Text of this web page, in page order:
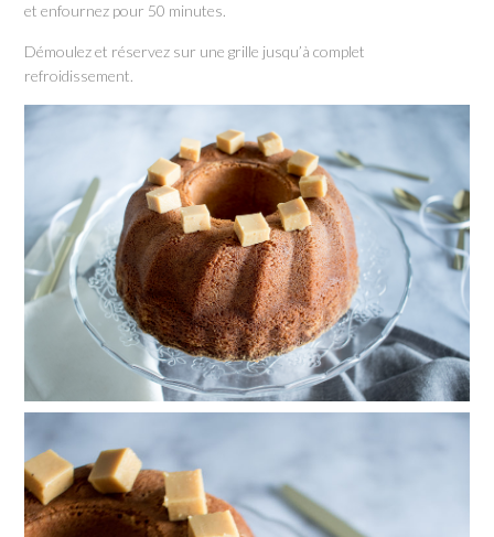
et enfournez pour 50 minutes.
Démoulez et réservez sur une grille jusqu’à complet
refroidissement.